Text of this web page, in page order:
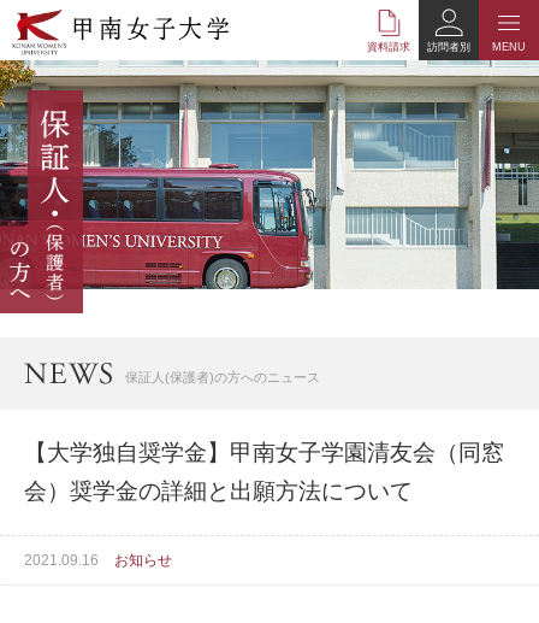
本
文
へ
の
リ
ン
ク
ナ
ビ
ゲ
ー
シ
ョ
資料請求 MENU
訪問者別
保証人(保護者)の方へのニュース
【大学独自奨学金】甲南女子学園清友会（同窓
会）奨学金の詳細と出願方法について
2021.09.16 お知らせ